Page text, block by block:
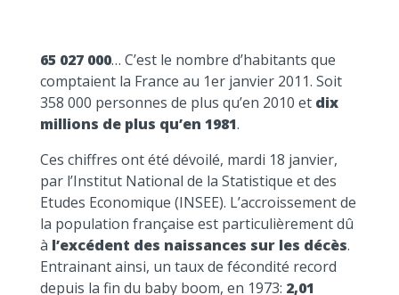
65 027 000… C’est le nombre d’habitants que
comptaient la France au 1er janvier 2011. Soit
358 000 personnes de plus qu’en 2010 et dix
millions de plus qu’en 1981.
Ces chiffres ont été dévoilé, mardi 18 janvier,
par l’Institut National de la Statistique et des
Etudes Economique (INSEE). L’accroissement de
la population française est particulièrement dû
à l’excédent des naissances sur les décès.
Entrainant ainsi, un taux de fécondité record
depuis la fin du baby boom, en 1973: 2,01